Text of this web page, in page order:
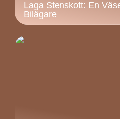
Laga Stenskott: En
Bilägare